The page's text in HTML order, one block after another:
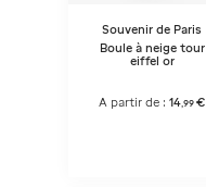
Souvenir de Paris
Boule à neige tour
eiffel or
A partir de :14,99 €